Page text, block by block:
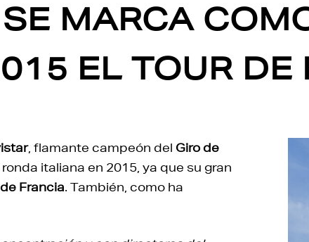
MARCA
EL TOUR DE
, flamante campeón del Giro de
italiana en 2015, ya que su gran
Francia. También, como ha